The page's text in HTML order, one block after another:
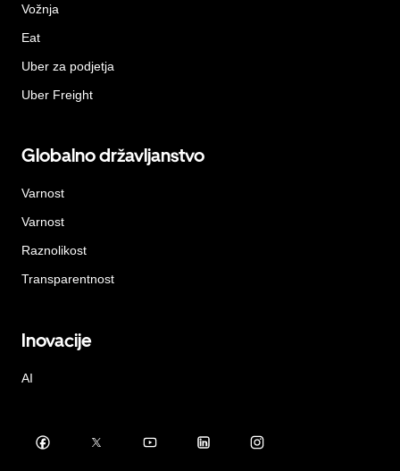
Vožnja
Eat
Uber za podjetja
Uber Freight
Globalno državljanstvo
Varnost
Varnost
Raznolikost
Transparentnost
Inovacije
AI